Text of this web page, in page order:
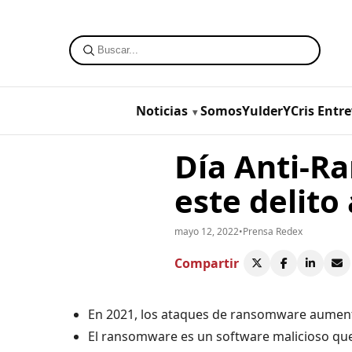
Noticias SomosYulderYCris
Día Anti-
este delito
mayo 12, 2022•Prensa Redex
Compartir
En 2021, los ataques de ransomware
El ransomware es un software malicioso